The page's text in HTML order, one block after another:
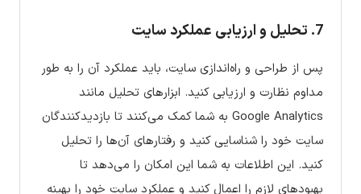
7. تحلیل و ارزیابی عملکرد سایت
پس از طراحی و راه‌اندازی سایت، باید عملکرد آن را به طور
مداوم نظارت و ارزیابی کنید. ابزارهای تحلیل مانند
Google Analytics به شما کمک می‌کنند تا بازدیدکنندگان
سایت خود را شناسایی کنید و رفتارهای آن‌ها را تحلیل
کنید. این اطلاعات به شما این امکان را می‌دهد تا
بهبودهای لازم را اعمال کنید و عملکرد سایت خود را بهینه